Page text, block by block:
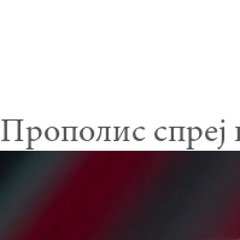
Прополис спреј